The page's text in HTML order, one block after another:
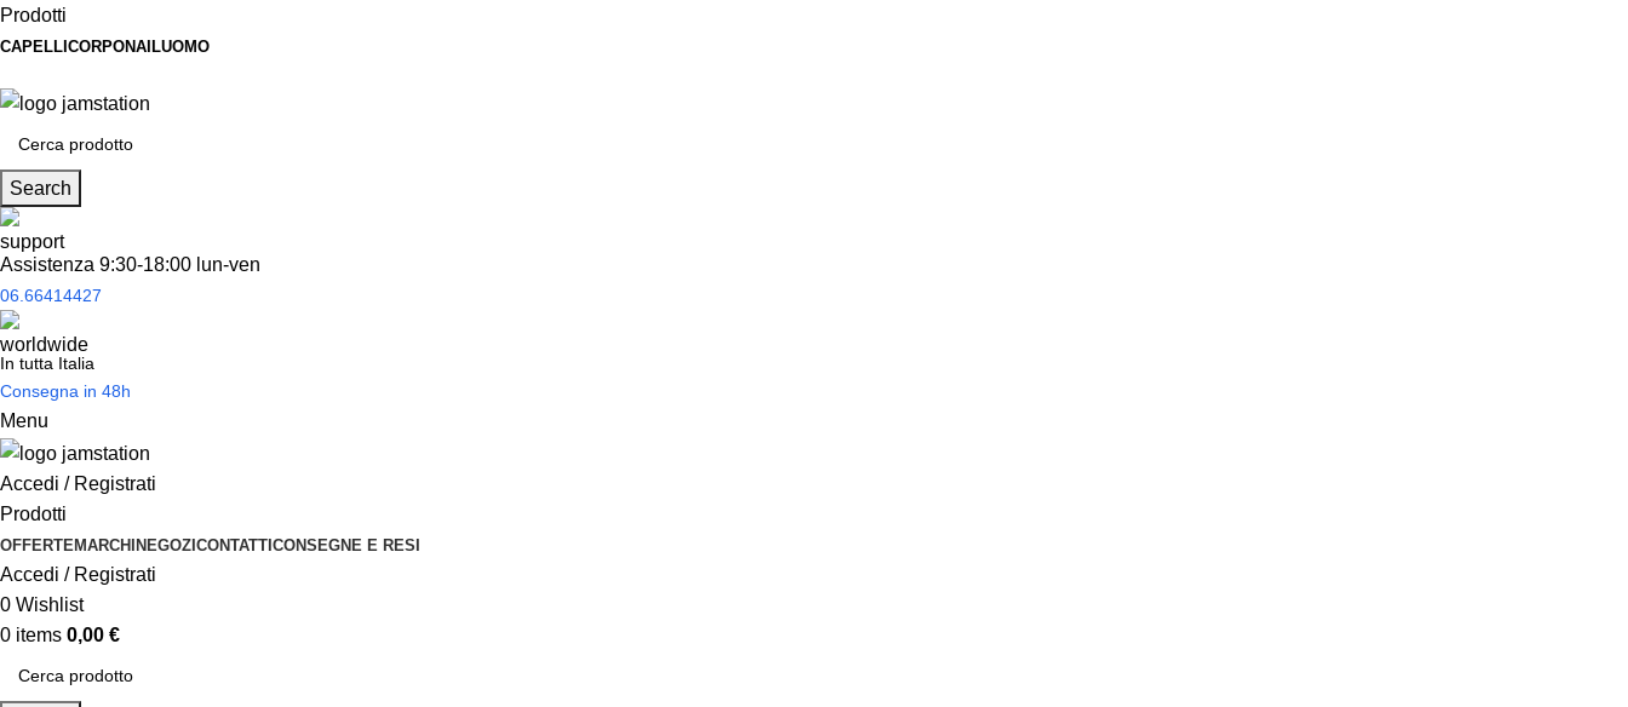
Prodotti
CAPELLI CORPONAILUOMO
Search
Assistenza 9:30-18:00 lun-ven
06.66414427
In tutta Italia
Consegna in 48h
Menu
Accedi / Registrati
Prodotti
OFFERTEMARCHINEGOZICONTATTICONSEGNE E RESI
Accedi / Registrati
0 Wishlist
0 items 0,00 €